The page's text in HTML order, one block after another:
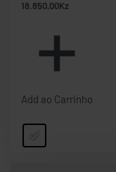
18.850,00Kz
Add ao Carrinho